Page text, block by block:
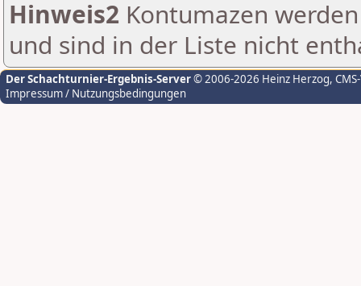
Hinweis2 Kontumazen
und sind in der Liste nicht
Der Schachturnier-Ergebnis-Server© 2006-2026 Heinz Herzog,
Impressum / Nutzungsbedingungen